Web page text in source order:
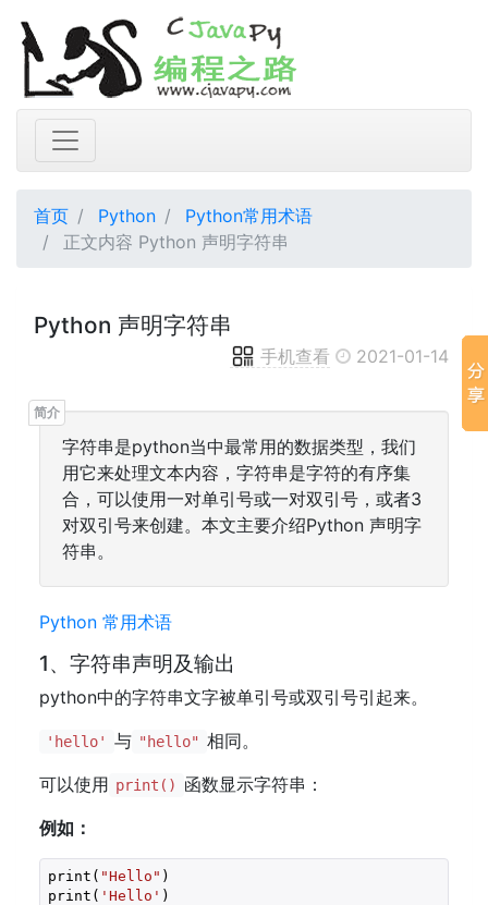
首页 Python
Python常用术语
正文内容 Python 声明字符串
Python 声明字符串
手机查看 2021-01-14
字符串是python当中最常用的数据类型，我们
用它来处理文本内容，字符串是字符的有序集
合，可以使用一对单引号或一对双引号，或者3
对双引号来创建。本文主要介绍Python 声明字
符串。
Python 常用术语
1、字符串声明及输出
python中的字符串文字被单引号或双引号引起来。
'hello' 与 "hello" 相同。
可以使用 print()
函数显示字符串：
例如：
print( "Hello" )
print( 'Hello' )